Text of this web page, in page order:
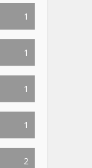
1
1
1
1
2